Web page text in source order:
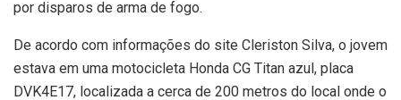
por disparos de arma de fogo.
De acordo com informações do site Cleriston Silva, o jovem
estava em uma motocicleta Honda CG Titan azul, placa
DVK4E17, localizada a cerca de 200 metros do local onde o